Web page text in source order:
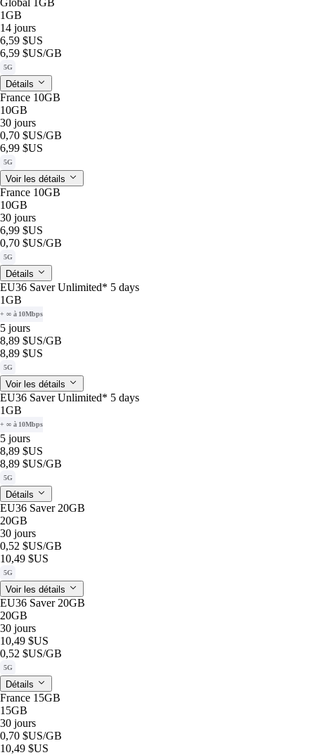
1GB
14 jours
6,59 $US
6,59 $US/GB
5G
Détails
France 10GB
10GB
30 jours
0,70 $US/GB
6,99 $US
5G
Voir les détails
France 10GB
10GB
30 jours
6,99 $US
0,70 $US/GB
5G
Détails
EU36 Saver Unlimited* 5 days
1GB
+ ∞ à 10Mbps
5 jours
8,89 $US/GB
8,89 $US
5G
Voir les détails
EU36 Saver Unlimited* 5 days
1GB
+ ∞ à 10Mbps
5 jours
8,89 $US
8,89 $US/GB
5G
Détails
EU36 Saver 20GB
20GB
30 jours
0,52 $US/GB
10,49 $US
5G
Voir les détails
EU36 Saver 20GB
20GB
30 jours
10,49 $US
0,52 $US/GB
5G
Détails
France 15GB
15GB
30 jours
0,70 $US/GB
10,49 $US